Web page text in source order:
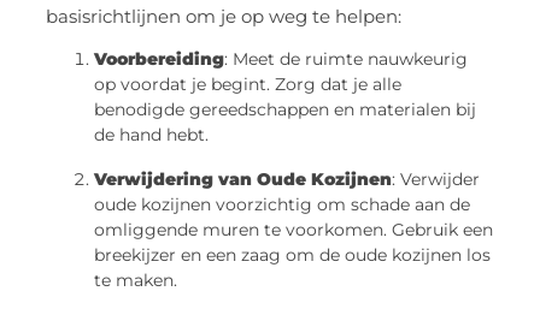
basisrichtlijnen om je op weg te helpen:
Voorbereiding: Meet de ruimte nauwkeurig
op voordat je begint. Zorg dat je alle
benodigde gereedschappen en materialen bij
de hand hebt.
Verwijdering van Oude Kozijnen: Verwijder
oude kozijnen voorzichtig om schade aan de
omliggende muren te voorkomen. Gebruik een
breekijzer en een zaag om de oude kozijnen los
te maken.